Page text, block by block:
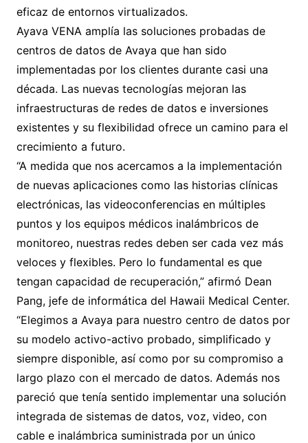
eficaz de entornos virtualizados.
Ayava VENA amplía las soluciones probadas de
centros de datos de Avaya que han sido
implementadas por los clientes durante casi una
década. Las nuevas tecnologías mejoran las
infraestructuras de redes de datos e inversiones
existentes y su flexibilidad ofrece un camino para el
crecimiento a futuro.
“A medida que nos acercamos a la implementación
de nuevas aplicaciones como las historias clínicas
electrónicas, las videoconferencias en múltiples
puntos y los equipos médicos inalámbricos de
monitoreo, nuestras redes deben ser cada vez más
veloces y flexibles. Pero lo fundamental es que
tengan capacidad de recuperación,” afirmó Dean
Pang, jefe de informática del Hawaii Medical Center.
“Elegimos a Avaya para nuestro centro de datos por
su modelo activo-activo probado, simplificado y
siempre disponible, así como por su compromiso a
largo plazo con el mercado de datos. Además nos
pareció que tenía sentido implementar una solución
integrada de sistemas de datos, voz, video, con
cable e inalámbrica suministrada por un único